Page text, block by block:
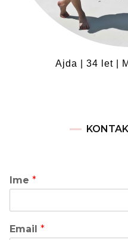
Ajda | 34 let |
Ime *
Email *